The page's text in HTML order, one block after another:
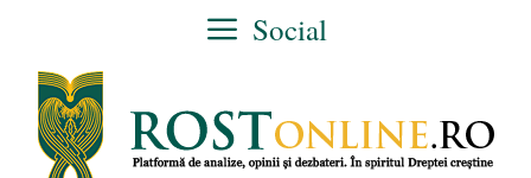
conținut
Social